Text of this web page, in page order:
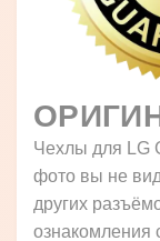
Чехлы для LG
фото вы не
других
ознакомления